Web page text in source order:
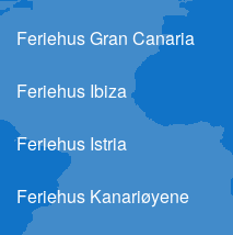
Feriehus Gran Canaria
Feriehus Ibiza
Feriehus Istria
Feriehus Kanariøyene